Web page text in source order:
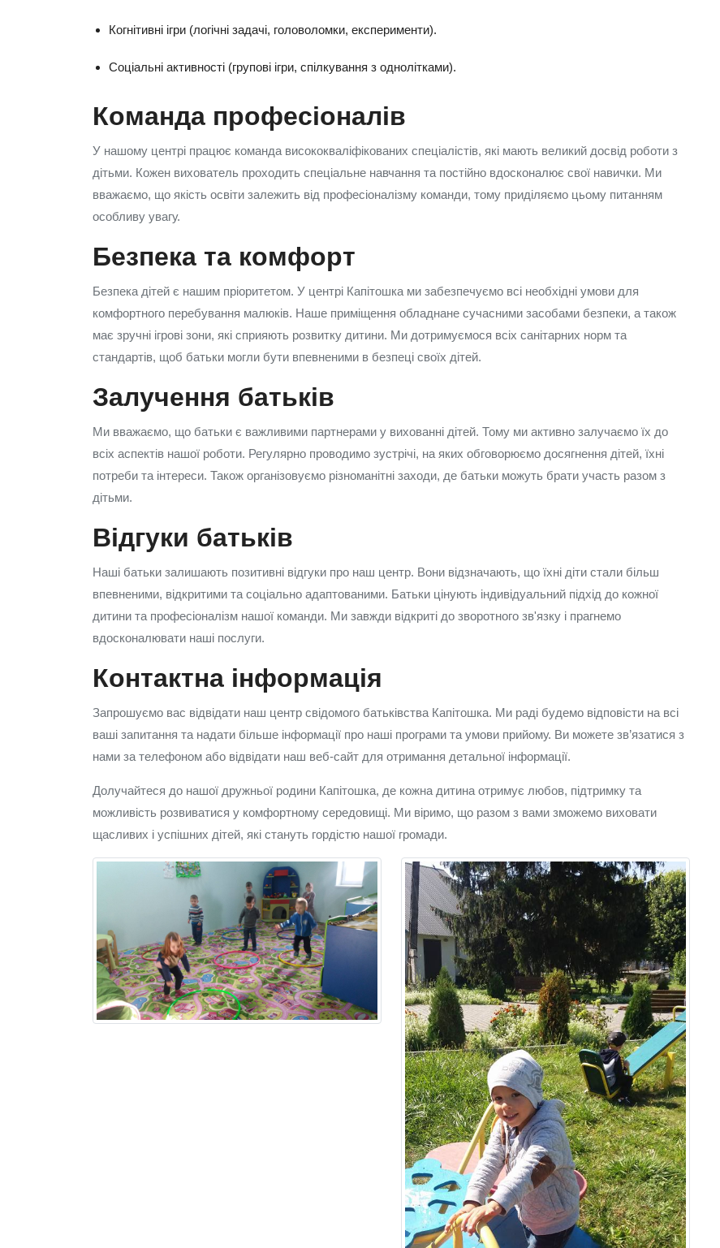
Когнітивні ігри (логічні задачі, головоломки, експерименти).
Соціальні активності (групові ігри, спілкування з однолітками).
Команда професіоналів
У нашому центрі працює команда висококваліфікованих спеціалістів, які мають великий досвід роботи з
дітьми. Кожен вихователь проходить спеціальне навчання та постійно вдосконалює свої навички. Ми
вважаємо, що якість освіти залежить від професіоналізму команди, тому приділяємо цьому питанням
особливу увагу.
Безпека та комфорт
Безпека дітей є нашим пріоритетом. У центрі Капітошка ми забезпечуємо всі необхідні умови для
комфортного перебування малюків. Наше приміщення обладнане сучасними засобами безпеки, а також
має зручні ігрові зони, які сприяють розвитку дитини. Ми дотримуємося всіх санітарних норм та
стандартів, щоб батьки могли бути впевненими в безпеці своїх дітей.
Залучення батьків
Ми вважаємо, що батьки є важливими партнерами у вихованні дітей. Тому ми активно залучаємо їх до
всіх аспектів нашої роботи. Регулярно проводимо зустрічі, на яких обговорюємо досягнення дітей, їхні
потреби та інтереси. Також організовуємо різноманітні заходи, де батьки можуть брати участь разом з
дітьми.
Відгуки батьків
Наші батьки залишають позитивні відгуки про наш центр. Вони відзначають, що їхні діти стали більш
впевненими, відкритими та соціально адаптованими. Батьки цінують індивідуальний підхід до кожної
дитини та професіоналізм нашої команди. Ми завжди відкриті до зворотного зв'язку і прагнемо
вдосконалювати наші послуги.
Контактна інформація
Запрошуємо вас відвідати наш центр свідомого батьківства Капітошка. Ми раді будемо відповісти на всі
ваші запитання та надати більше інформації про наші програми та умови прийому. Ви можете зв’язатися з
нами за телефоном або відвідати наш веб-сайт для отримання детальної інформації.
Долучайтеся до нашої дружньої родини Капітошка, де кожна дитина отримує любов, підтримку та
можливість розвиватися у комфортному середовищі. Ми віримо, що разом з вами зможемо виховати
щасливих і успішних дітей, які стануть гордістю нашої громади.